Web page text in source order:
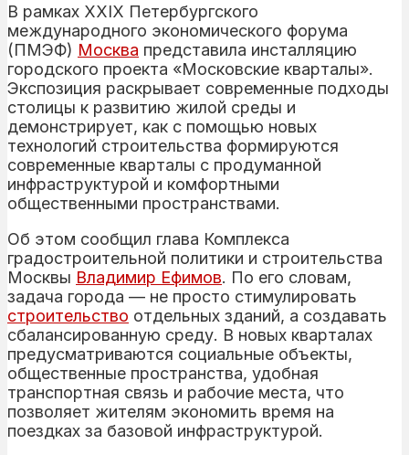
В рамках XXIX Петербургского
международного экономического форума
(ПМЭФ) Москва представила инсталляцию
городского проекта «Московские кварталы».
Экспозиция раскрывает современные подходы
столицы к развитию жилой среды и
демонстрирует, как с помощью новых
технологий строительства формируются
современные кварталы с продуманной
инфраструктурой и комфортными
общественными пространствами.
Об этом сообщил глава Комплекса
градостроительной политики и строительства
Москвы Владимир Ефимов. По его словам,
задача города — не просто стимулировать
строительство отдельных зданий, а создавать
сбалансированную среду. В новых кварталах
предусматриваются социальные объекты,
общественные пространства, удобная
транспортная связь и рабочие места, что
позволяет жителям экономить время на
поездках за базовой инфраструктурой.